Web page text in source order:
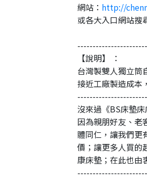
網站： http://
或各大入口網站搜
【說明】 ：
台灣製雙人獨立筒
接近工廠製造成本
沒來過《BS床墊
因為親朋好友、老
體同仁，讓我們更
價；讓更多人買的
康床墊；在此也由